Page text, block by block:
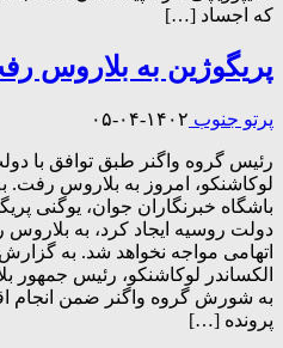
که اجساد […]
پریگوژین به بلاروس
پرتو جنوب ۱۴۰۲-۰۴-۰۵
رئیس گروه واگنر طبق توافق با
لوکاشنکو، امروز به بلاروس رفت.
باشگاه خبرنگاران جوان، یوگنی
دولت روسیه ایجاد کرد، به
اتهامی مواجه نخواهد شد. به
الکساندر لوکاشنکو، رئیس جمهور
به شورش گروه واگنر ضمن انجام
پرونده […]